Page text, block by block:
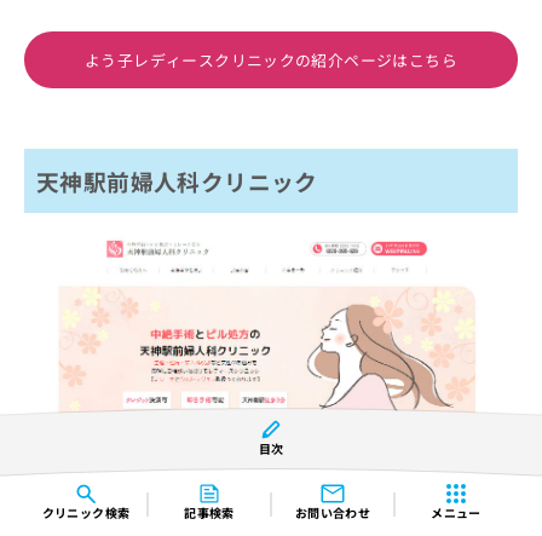
クリニック検索 記事検索 お問い合わせ メニュー
よう子レディースクリニックの紹介ページはこちら
天神駅前婦人科クリニック
※引用：https://tenjin-fujinka.jp/
目次